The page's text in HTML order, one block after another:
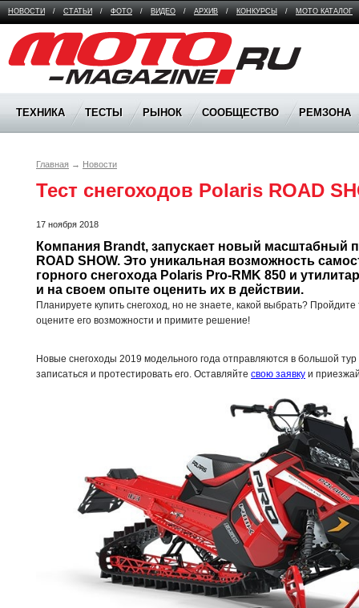
НОВОСТИ / СТАТЬИ / ФОТО / ВИДЕО / АРХИВ / КОНКУРСЫ / МОТО КАТАЛОГ
Moto Magazine
ТЕХНИКА ТЕСТЫ РЫНОК СООБЩЕСТВО РЕМЗОНА
Главная → Новости
Тест снегоходов Polaris ROAD
17 ноября 2018
Компания Brandt, запускает новый масштабный
ROAD SHOW. Это уникальная возможность
горного снегохода Polaris Pro-RMK 850 и
и на своем опыте оценить их в действии.
Планируете купить снегоход, но не знаете, какой выбрать?
оцените его возможности и примите решение!
Новые снегоходы 2019 модельного года отправляются в большой
записаться и протестировать его. Оставляйте свою заявку и